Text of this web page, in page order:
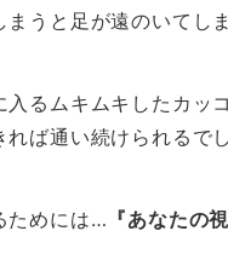
うと足が遠のいてし
るムキムキしたカッ
ば通い続けられるでし
ためには… 『あなたの